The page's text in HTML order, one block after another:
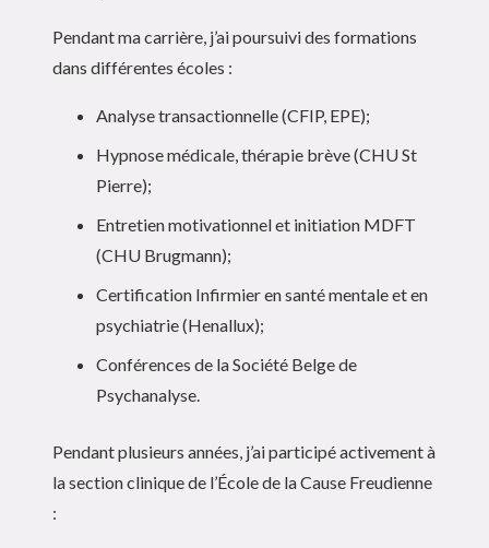
Pendant ma carrière, j’ai poursuivi des formations
dans différentes écoles :
Analyse transactionnelle (CFIP, EPE);
Hypnose médicale, thérapie brève (CHU St
Pierre);
Entretien motivationnel et initiation MDFT
(CHU Brugmann);
Certification Infirmier en santé mentale et en
psychiatrie (Henallux);
Conférences de la Société Belge de
Psychanalyse.
Pendant plusieurs années, j’ai participé activement à
la section clinique de l’École de la Cause Freudienne
: